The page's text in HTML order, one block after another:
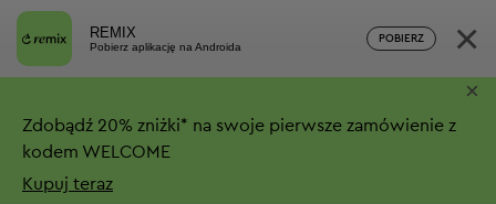
REMIX
Pobierz aplikację na Androida
POBIERZ ×
Zdobądź 20% zniżki* na swoje pierwsze zamówienie z
kodem WELCOME
Kupuj teraz
×